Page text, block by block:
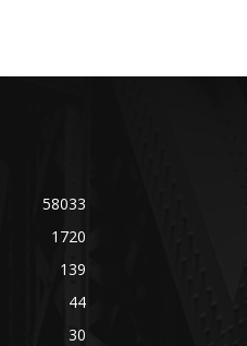
58033
1720
139
44
30